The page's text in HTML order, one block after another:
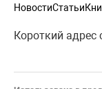
НовостиСтатьи
Короткий адрес